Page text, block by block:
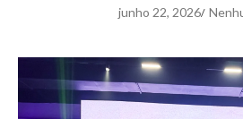
junho 22, 2026/